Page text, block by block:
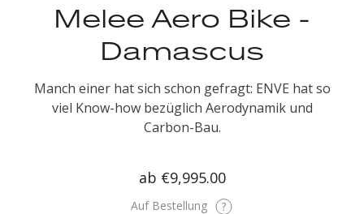
Melee Aero Bike -
Damascus
Manch einer hat sich schon gefragt: ENVE hat so
viel Know-how bezüglich Aerodynamik und
Carbon-Bau.
ab €9,995.00
Auf Bestellung